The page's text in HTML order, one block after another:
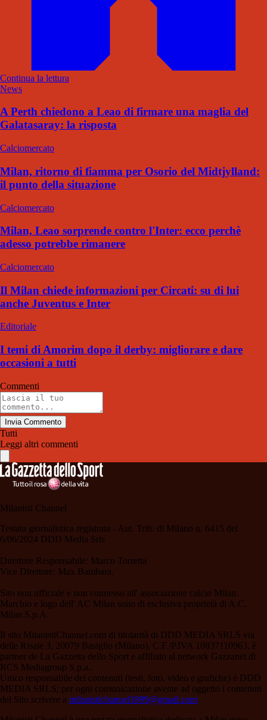
Continua la lettura
News
A Perth chiedono a Leao di firmare una maglia del
Galatasaray: la risposta
Calciomercato
Milan, ritorno di fiamma per Osorio del Midtjylland:
il punto della situazione
Calciomercato
Milan, Leao sorprende contro l'Inter: ecco perchè
adesso potrebbe rimanere
Calciomercato
Il Milan chiede informazioni per Circati: su di lui
anche Juventus e Inter
Editoriale
I temi di Amorim dopo il derby: migliorare e dare
occasioni a tutti
Commenti
Invia Commento
Tutti
Leggi altri commenti
Milanisti Channel
Testata giornalistica registrata - Aut. Trib. di Milano n. 6415 del
6/06/2024 DDD Media Srls
Direttore Responsabile: Marco Torretta
Vice Direttore: Max Bambara.
Sito non ufficiale e non connesso all' associazione calcio Milan.
Marchio e logo dell' AC Milan sono di esclusiva proprietà di A.C.
Milan S.p.A.
Il sito MilanistiChannel.com di titolarità di DDD MEDIA SRLS via
delle Risaie 3, 20079 Basiglio (Milano), C.F./P.IVA 10837110963, è
partner de La Gazzetta dello Sport e affiliato al network Gazzanet di
RCS Mediagroup S.p.a..
Unico responsabile dei contenuti (testi, foto, video e grafiche) è DDD
MEDIA SRLS; per ogni comunicazione avente ad oggetto i contenuti
del Sito scrivere a milanistichannel1899@gmail.com